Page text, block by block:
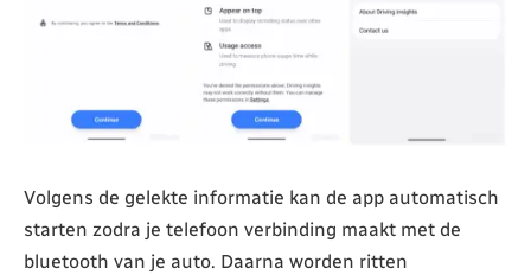
Volgens de gelekte informatie kan de app automatisch
starten zodra je telefoon verbinding maakt met de
bluetooth van je auto. Daarna worden ritten